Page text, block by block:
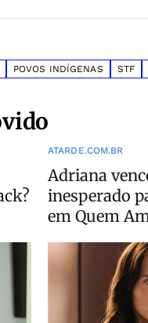
POVOS INDÍGENAS STF